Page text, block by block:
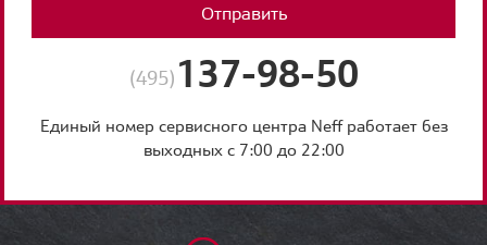
Отправить
(495) 137-98-50
Единый номер сервисного центра Neff работает без
выходных с 7:00 до 22:00